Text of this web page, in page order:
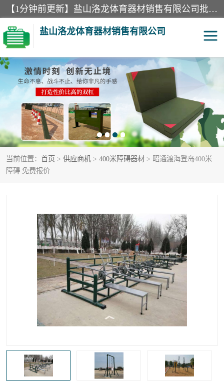
【1分钟前更新】盐山洛龙体育器材销售有限公司批量供应：300米障碍器材、400米障碍器材、部队训练器材、双杠、体操垫、舞蹈把杆等产品。盐山洛龙体育器材销售有限公司经过多年的发展，集研发，生产，销售，售后服务为一体. 奉行“质量，信誉，服务”的宗旨，以开拓创新的精神和真诚守信的态度积极进取。
盐山洛龙体育器材销售有限公司
当前位置： 首页 > 供应商机 > 400米障碍器材 > 昭通渡海登岛400米
障碍 免费报价
单双杠 舞蹈把杆
400米障碍器材 体操垫
300米障碍器材 攀爬架
塑胶跑道 400米障碍器材1